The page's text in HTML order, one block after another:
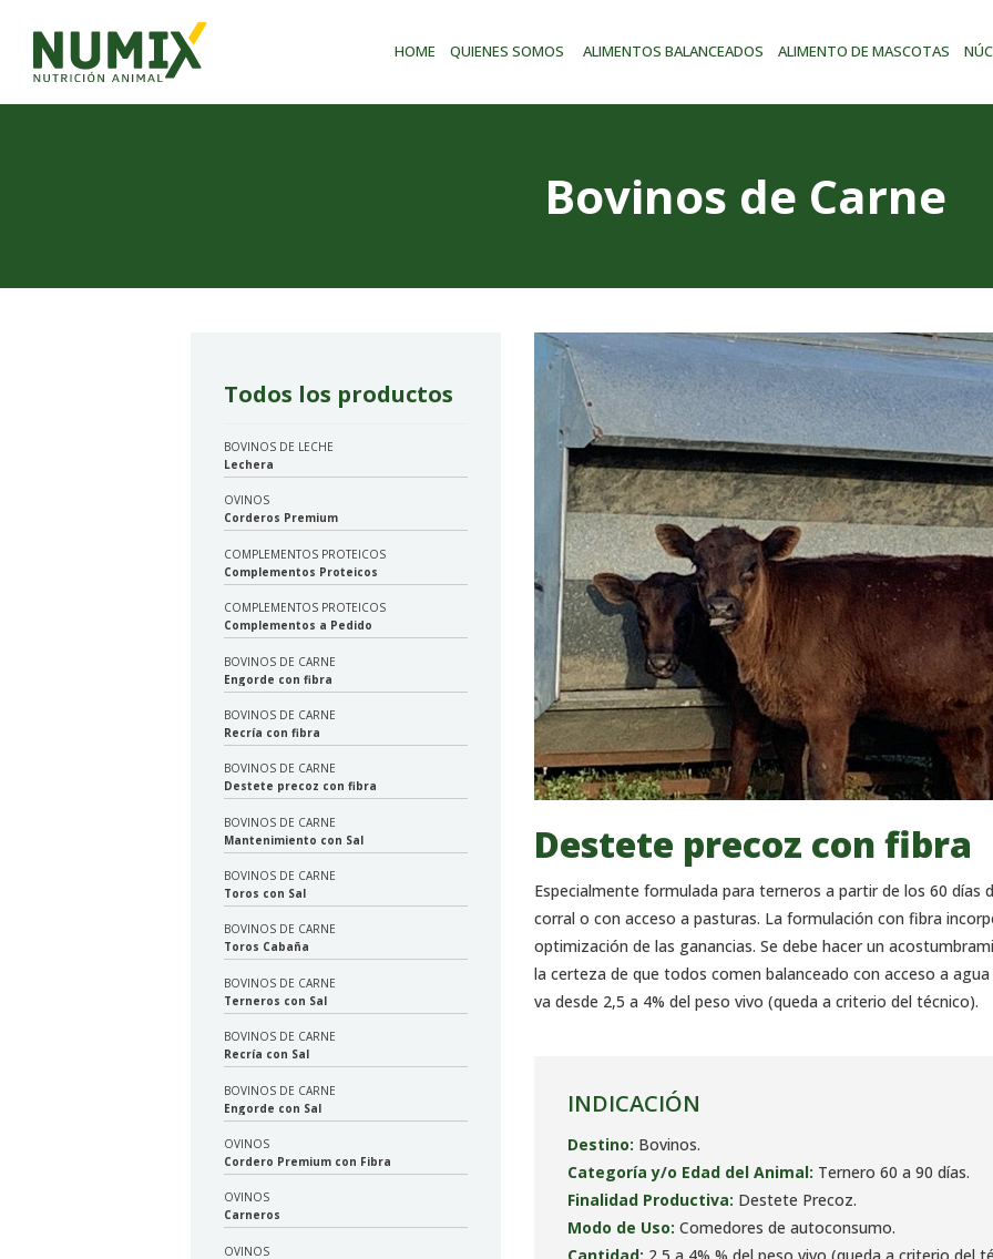
HOME QUIENES SOMOS ALIMENTOS BALANCEADOS ALIMENTO DE MASCOTAS
PREMIXES
CONTACTO
Bovinos de Carne
Destete precoz con fibra
Especialmente formulada para terneros a partir de los 60 días
corral o con acceso a pasturas. La formulación con fibra
optimización de las ganancias. Se debe hacer un
la certeza de que todos comen balanceado con acceso a
va desde 2,5 a 4% del peso vivo (queda a criterio del técnico).
INDICACIÓN
Destino: Bovinos.
Categoría y/o Edad del Animal: Ternero 60 a 90 días.
Finalidad Productiva: Destete Precoz.
Modo de Uso: Comedores de autoconsumo.
Todos los productos
BOVINOS DE LECHE
Lechera
OVINOS
Corderos Premium
COMPLEMENTOS PROTEICOS
Complementos Proteicos
COMPLEMENTOS PROTEICOS
Complementos a Pedido
BOVINOS DE CARNE
Engorde con fibra
BOVINOS DE CARNE
Recría con fibra
BOVINOS DE CARNE
Destete precoz con fibra
BOVINOS DE CARNE
Mantenimiento con Sal
BOVINOS DE CARNE
Toros con Sal
BOVINOS DE CARNE
Toros Cabaña
BOVINOS DE CARNE
Terneros con Sal
BOVINOS DE CARNE
Recría con Sal
BOVINOS DE CARNE
Engorde con Sal
OVINOS
Cordero Premium con Fibra
OVINOS
Carneros
OVINOS